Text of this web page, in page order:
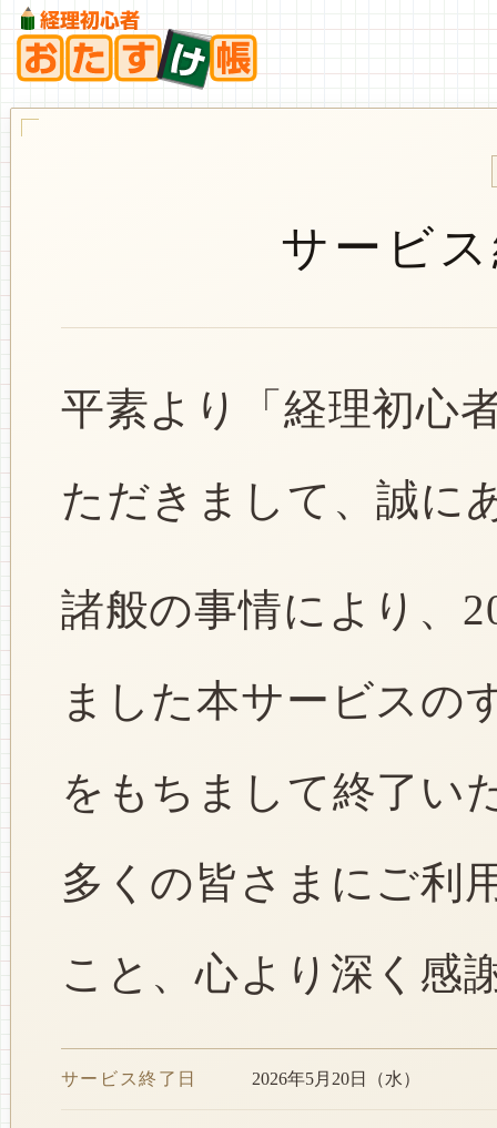
サービ
平素より「経理初心
ただきまして、誠に
諸般の事情により、
ました本サービスの
をもちまして終了い
多くの皆さまにご利
こと、心より深く感
サービス終了日 2026年5月20日（水）